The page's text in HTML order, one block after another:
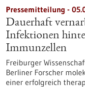
Pressemitteilung -
Dauerhaft
Infektionen
Immunzellen
Freiburger
Berliner Forscher
einer erfolgreich